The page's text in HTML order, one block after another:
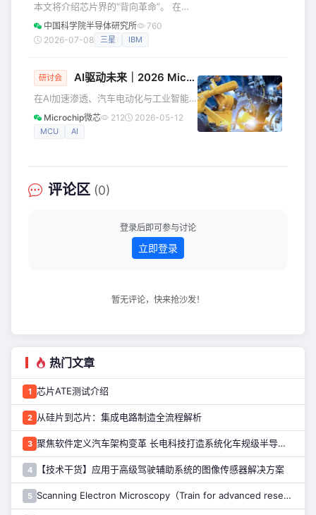
程师，相比一些收入已不如从前的律
师。" 还有一则走红的段子写道：“现在
海力士员工出去相亲时，都会谦称自己
本文将介绍芯片界的“背向革命”。 在芯
片制造的微观世界里，晶体管像是数亿
个微型开关，而连接它们的金属线就像
面）。然而，随着晶体管尺寸逼近物理
线拥挤、电阻变大、热量堆积，直接拖
累了芯片性能。 背面供电技术 为了破
局，背面供电技术（Backside Power
中国科学院半导体研究所
760
2026-07-08
三星 IBM
研讨会 AI驱动未来｜2026 Microchip技术创新研讨会（厦门）邀您共探产业新机遇
在AI加速渗透、汽车电动化与工业智能
化深度融合的背景下，一场聚焦AI、汽
车与工业技术的高质量技术盛会，正在
本场技术创新研讨会将重点聚焦： ✅ AI
与电动汽车推动的高效能源转换 ✅ AI时
应用 ✅ 从芯片角度重新定义汽车电子架
Microchip微芯 212 2026-05-12
MCU AI
评论区 (0)
登录后即可参与讨论
立即登录
暂无评论，快来抢沙发！
热门文章
1 芯片ATE测试介绍
2 从硅片到芯片：集成电路制造全流程解析
3 聚焦软件定义汽车架构变革 长电科技打造系统化车规级半导体封测能力
4 【技术干货】应用于高级驾驶辅助系统的图像传感器解决方案
5 Scanning Electron Microscopy（Train for advanced research）扫描电子显微镜介绍（二）